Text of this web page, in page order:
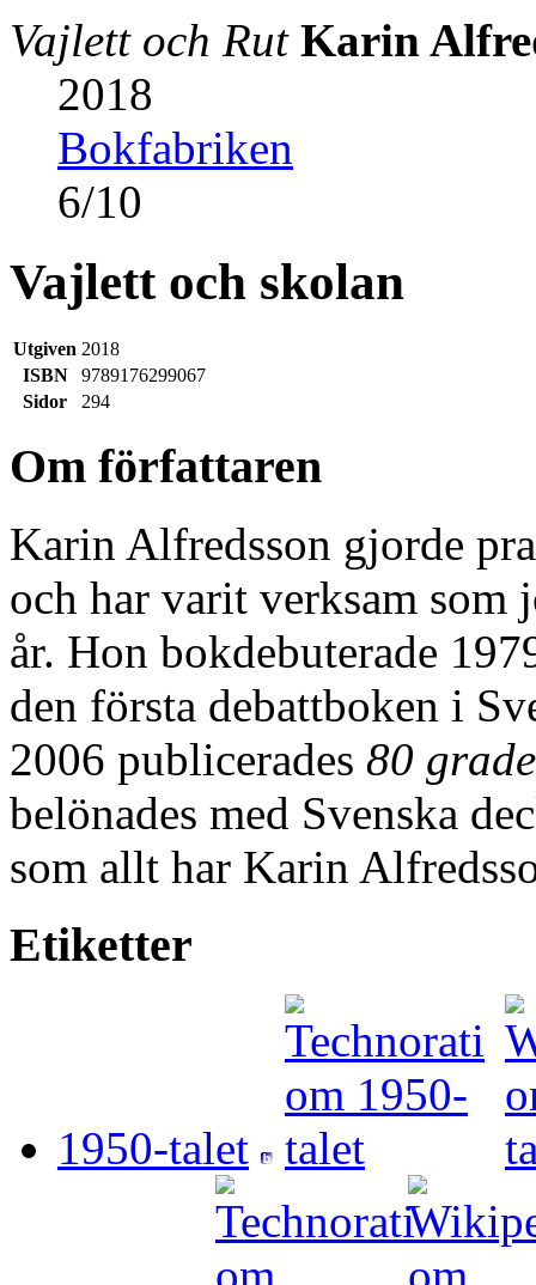
Vajlett och Rut Karin
2018
Bokfabriken
6/10
Vajlett och skolan
Utgiven 2018
ISBN
9789176299067
Sidor
294
Om författaren
Karin Alfredsson gjorde
och har varit verksam som
år. Hon bokdebuterade
den första debattboken i
2006 publicerades 80
belönades med Svenska
som allt har Karin
Etiketter
1950-talet